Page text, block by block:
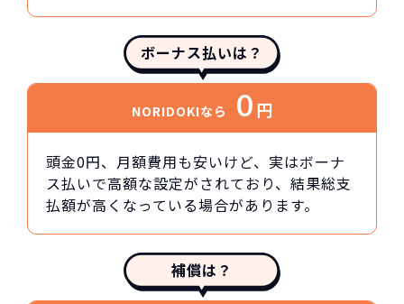
ボーナス払いは？
NORIDOKIなら 0円
頭金0円、月額費用も安いけど、実はボーナ
ス払いで高額な設定がされており、結果総支
払額が高くなっている場合があります。
補償は？